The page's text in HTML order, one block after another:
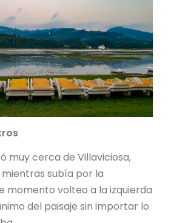
muy cerca de Villaviciosa,
subía por la
momento volteo a la izquierda
del paisaje sin importar lo